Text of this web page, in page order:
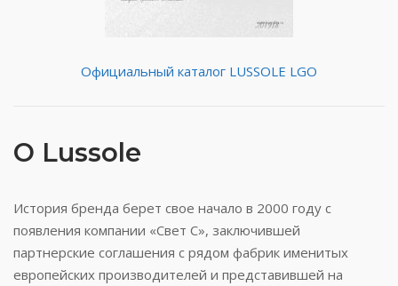
Официальный каталог LUSSOLE LGO
О Lussole
История бренда берет свое начало в 2000 году с
появления компании «Свет С», заключившей
партнерские соглашения с рядом фабрик именитых
европейских производителей и представившей на